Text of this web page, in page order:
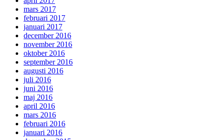
mars 2017
februari 2017
januari 2017
december 2016
november 2016
oktober 2016
september 2016
augusti 2016
juli 2016
juni 2016
maj 2016
april 2016
mars 2016
februari 2016
januari 2016